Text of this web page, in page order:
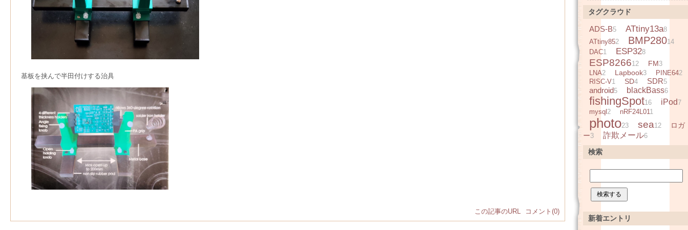
基板を挟んで半田付けする治具
この記事のURL コメント(0)
タグクラウド
ADS-B5 ATtiny13a8
ATtiny852 BMP28014
DAC1 ESP328
ESP826612 FM3
LNA2 Lapbook3 PINE642
RISC-V1 SD4 SDR5
android5 blackBass6
fishingSpot16 iPod7
mysql 2 nRF24L011
photo23 sea12
ロガ
ー3 詐欺メール6
検索
新着エントリ